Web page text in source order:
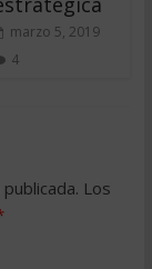
marzo 5, 2019
4
Los